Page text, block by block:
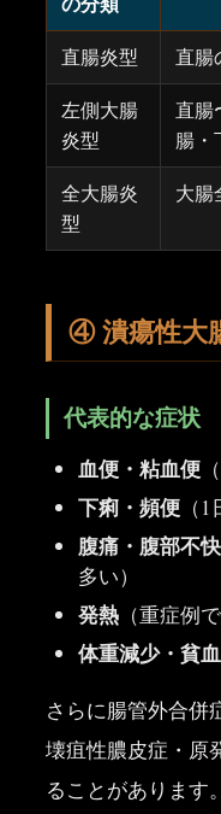
の分類
直腸炎型 直腸
左側大腸
炎型
直腸
腸・
全大腸炎
型
大腸
④ 潰瘍性大
代表的な症状
血便・粘血便
下痢・頻便（1
腹痛・腹部不
多い）
発熱（重症例で
体重減少・貧
さらに腸管外合併
壊疽性膿皮症・原
ることがあります